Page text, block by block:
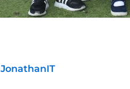
JonathanIT